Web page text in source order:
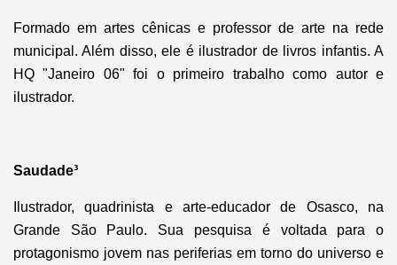
Formado em artes cênicas e professor de arte na rede
municipal. Além disso, ele é ilustrador de livros infantis. A
HQ "Janeiro 06" foi o primeiro trabalho como autor e
ilustrador.
Saudade³
Ilustrador, quadrinista e arte-educador de Osasco, na
Grande São Paulo. Sua pesquisa é voltada para o
protagonismo jovem nas periferias em torno do universo e